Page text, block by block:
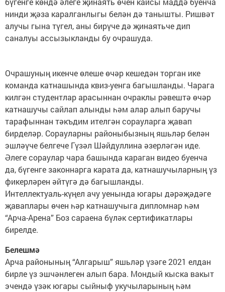
нинди җәза каралганлыгы белән дә танышты. Ришвәт
алучы гына түгел, аны бирүче дә җинаятьче дип
саналуы ассызыкланды бу очрашуда.
Очрашуның икенче өлеше өчәр кешедән торган ике
команда катнашында квиз-уенга багышланды. Чарага
килгән студентлар арасыннан очраклы рәвештә өчәр
катнашучы сайлап алынды һәм алар алып баручы
тарафыннан тәкъдим ителгән сорауларга җавап
бирделәр. Сорауларны районыбызның яшьләр белән
эшләүче белгече Гүзәл Шәйдуллина әзерләгән иде.
Әлеге сораулар чара башында караган видео буенча
да, бүгенге законнарга карата да, катнашучыларның үз
фикерләрен әйтүгә дә багышланды.
Интеллектуаль-күңел ачу уенында югары дәрәҗәдәге
җаваплары өчен һәр катнашучыга дипломнар һәм
“Арча-Арена” Боз сараена бүләк сертификатлары
бирелде.
Белешмә
Арча районының “Алгарыш” яшьләр үзәге 2021 елдан
бирле үз эшчәнлеген алып бара. Мондый кыска вакыт
эчендә үзәк югары сыйныф укучыларының һәм